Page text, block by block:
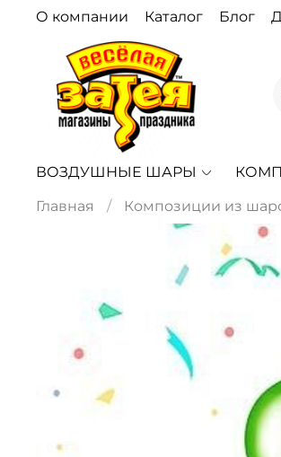
О компании Каталог Блог
ВОЗДУШНЫЕ ШАРЫ
Главная
Композиции из